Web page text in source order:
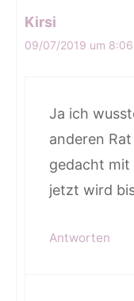
Kirsi
09/07/2019 um
Ja ich
anderen
gedacht mit
jetzt wird
Antworten